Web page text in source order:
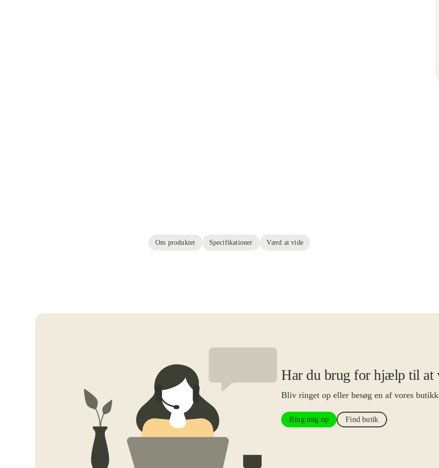
Om produktet Specifikationer Værd at vide
Har du brug for hjælp til at
Bliv ringet op eller besøg en af vores
Ring mig op Find butik